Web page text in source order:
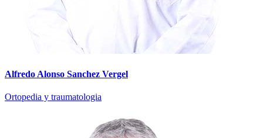
Alfredo Alonso Sanchez Vergel
Ortopedia y traumatologia